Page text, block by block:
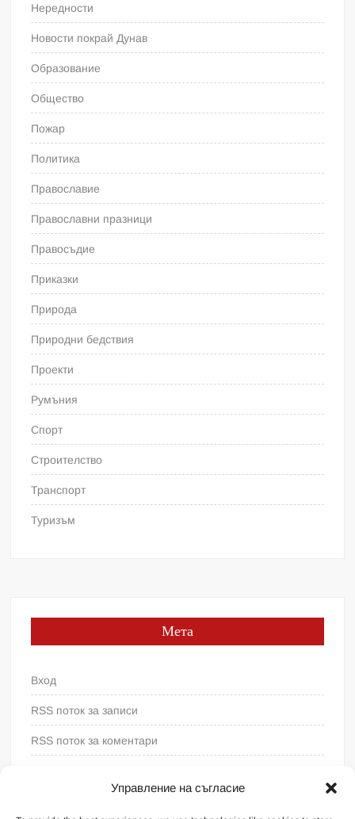
Управление на съгласие
Нередности
Новости покрай Дунав
Образование
Общество
Пожар
Политика
Православие
Православни празници
Правосъдие
Приказки
Природа
Природни бедствия
Проекти
Румъния
Спорт
Строителство
Транспорт
Туризъм
Мета
Вход
RSS поток за записи
RSS поток за коментари